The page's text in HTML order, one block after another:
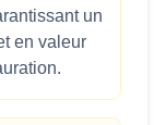
un
en valeur